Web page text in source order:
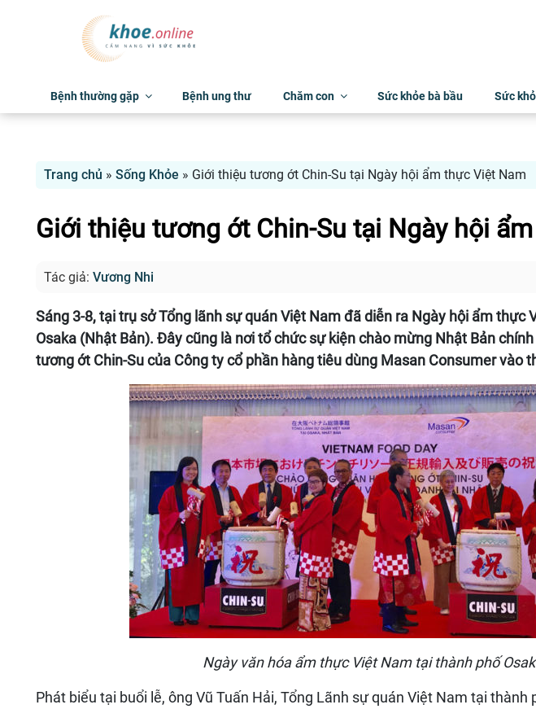
Bệnh thường gặp Bệnh ung thư Chăm con Sức khỏe bà bầu Sức
Trang chủ » Sống Khỏe » Giới thiệu tương ớt Chin-Su tại Ngày hội ẩm thực Việt Nam
Giới thiệu tương ớt Chin-Su tại Ngày hội
Tác giả: Vương Nhi
Sáng 3-8, tại trụ sở Tổng lãnh sự quán Việt Nam đã diễn ra Ngày hội ẩm thực
Osaka (Nhật Bản). Đây cũng là nơi tổ chức sự kiện chào mừng Nhật Bản
tương ớt Chin-Su của Công ty cổ phần hàng tiêu dùng Masan Consumer vào
Ngày văn hóa ẩm thực Việt Nam tại thành phố
Phát biểu tại buổi lễ, ông Vũ Tuấn Hải, Tổng Lãnh sự quán Việt Nam tại thành